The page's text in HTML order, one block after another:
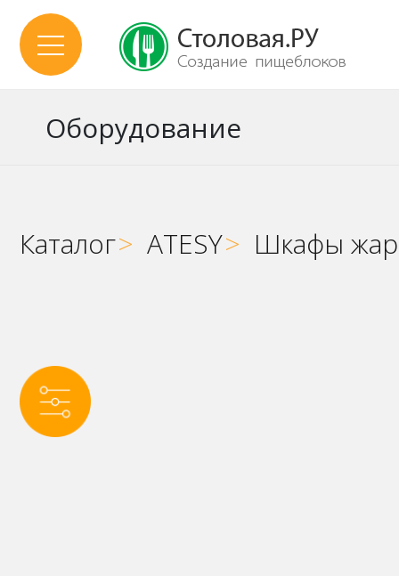
Оборудование
Каталог> ATESY> Шкафы